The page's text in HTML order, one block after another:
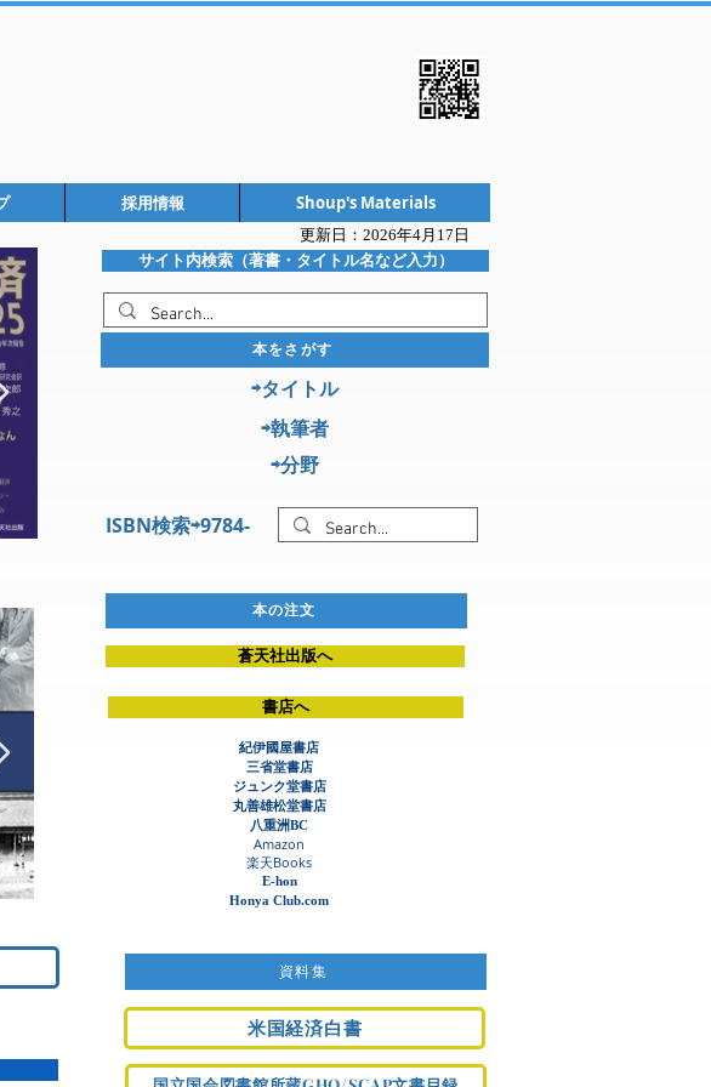
採用情報 Shoup's Materials
更新日：2026年4月17日
サイト内検索（著書・タイトル名など入力）
本をさがす
⇨タイトル
⇨執筆者
⇨分野
ISBN検索⇨9784-
本の注文
蒼天社出版へ
書店へ
紀伊國屋書店
三省堂書店
ジュンク堂書店​
丸善雄松堂書店
八重洲BC
Amazon
​楽天Books
E-hon
Honya Club.com
資料集
米国経済白書